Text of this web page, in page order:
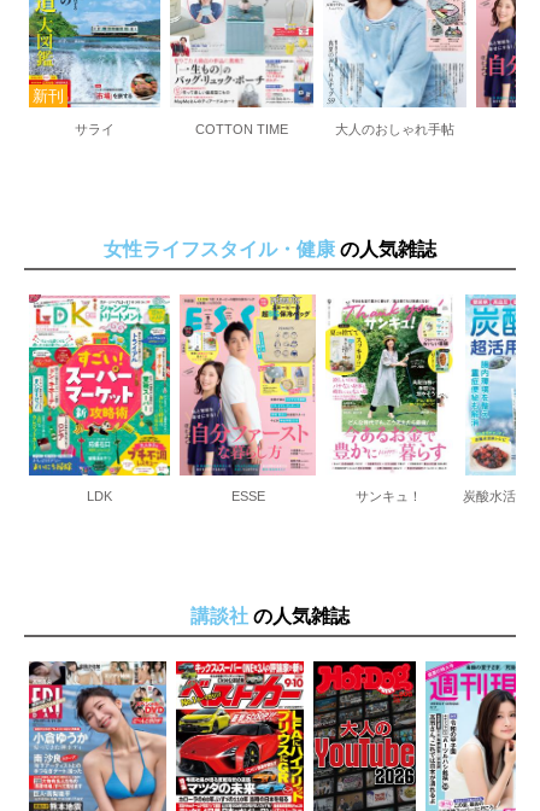
サライ COTTON TIME 大人のおしゃれ手帖
女性ライフスタイル・健康 の人気雑誌
LDK ESSE サンキュ！ 炭酸水活用
講談社 の人気雑誌